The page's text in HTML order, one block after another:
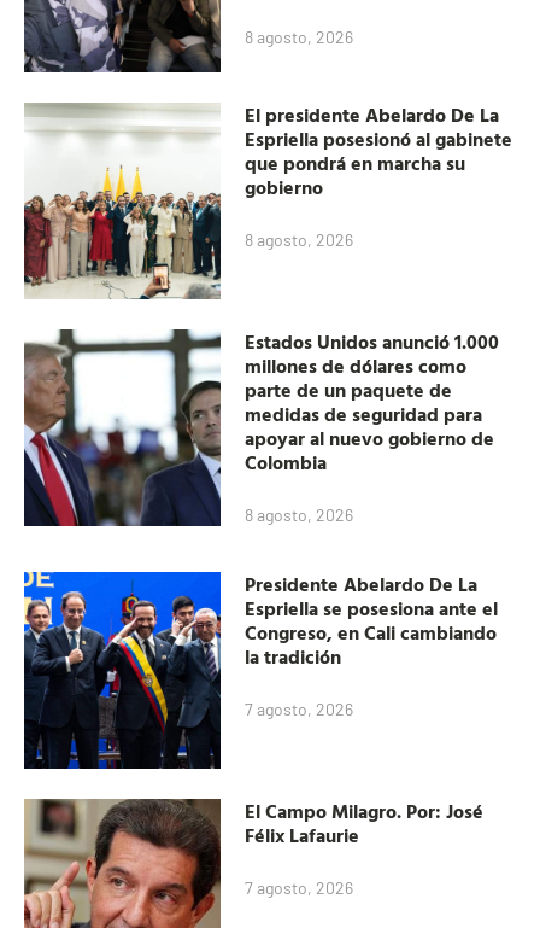
8 agosto, 2026
El presidente Abelardo De La
Espriella posesionó al gabinete
que pondrá en marcha su
gobierno
8 agosto, 2026
Estados Unidos anunció 1.000
millones de dólares como
parte de un paquete de
medidas de seguridad para
apoyar al nuevo gobierno de
Colombia
8 agosto, 2026
Presidente Abelardo De La
Espriella se posesiona ante el
Congreso, en Cali cambiando
la tradición
7 agosto, 2026
El Campo Milagro. Por: José
Félix Lafaurie
7 agosto, 2026